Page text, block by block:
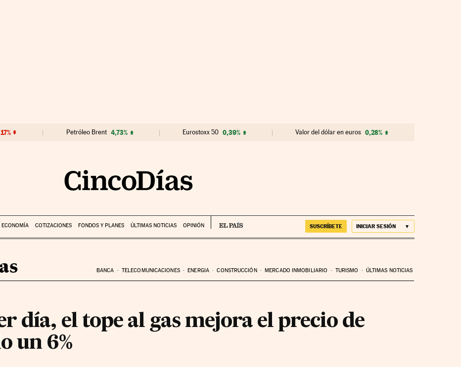
Petróleo Brent 4,73% Eurostoxx 50 0,39% Valor del dólar en euros 0,28%
ECONOMÍA COTIZACIONES FONDOS Y PLANES ÚLTIMAS NOTICIAS OPINIÓN SUSCRÍBETE INICIAR SESIÓN
BANCA TELECOMUNICACIONES ENERGIA CONSTRUCCIÓN MERCADO INMOBILIARIO TURISMO ÚLTIMAS NOTICIAS
día, el tope al gas mejora el precio de
un 6%